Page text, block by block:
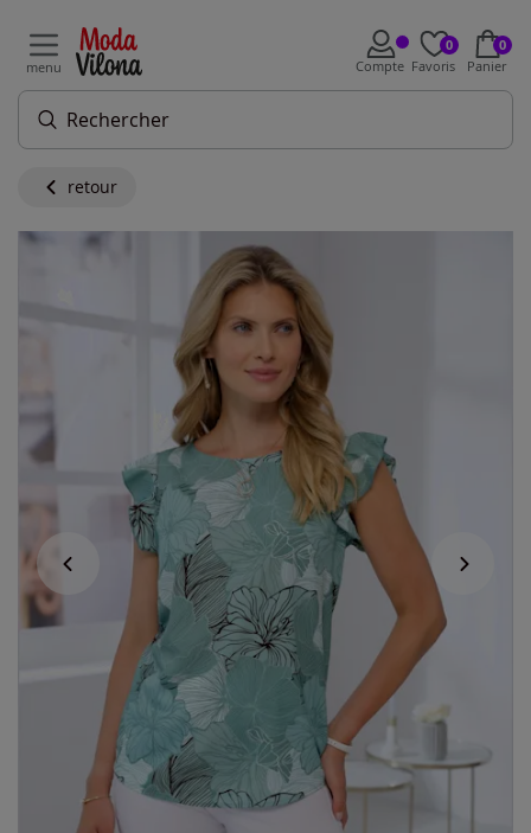
menu Compte
0
Favoris
0
Panier
retour